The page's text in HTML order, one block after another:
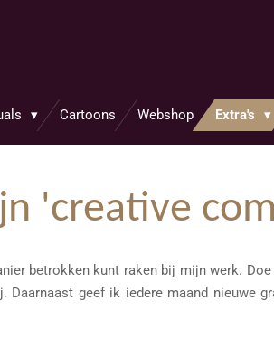
Cartoons Webshop Extra's
'creative
betrokken kunt raken bij mijn werk.
Daarnaast geef ik iedere maand nieuwe